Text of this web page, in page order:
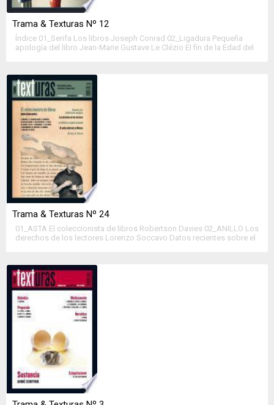
Trama & Texturas Nº 12
Índice 01_Serifa Los libros Joseph Conrad 02_Ligadura Pequeña
apología del libro Jean-Marie Gustave Le Clézio El fin de la Edad del
Marco Cassini El editor independiente: ¿solo ante el peligro? De la
autopromoción a […]
Trama & Texturas Nº 24
01_ASTA El coleccionista de libros Robertson Davies 02_ANILLO Los
derechos de los lectores Lorenzo Soccavo Datos recientes sobre el
Shatzkin Una biblioteca digital mundial se hace realidad Robert
Darnton Una visión pragmática […]